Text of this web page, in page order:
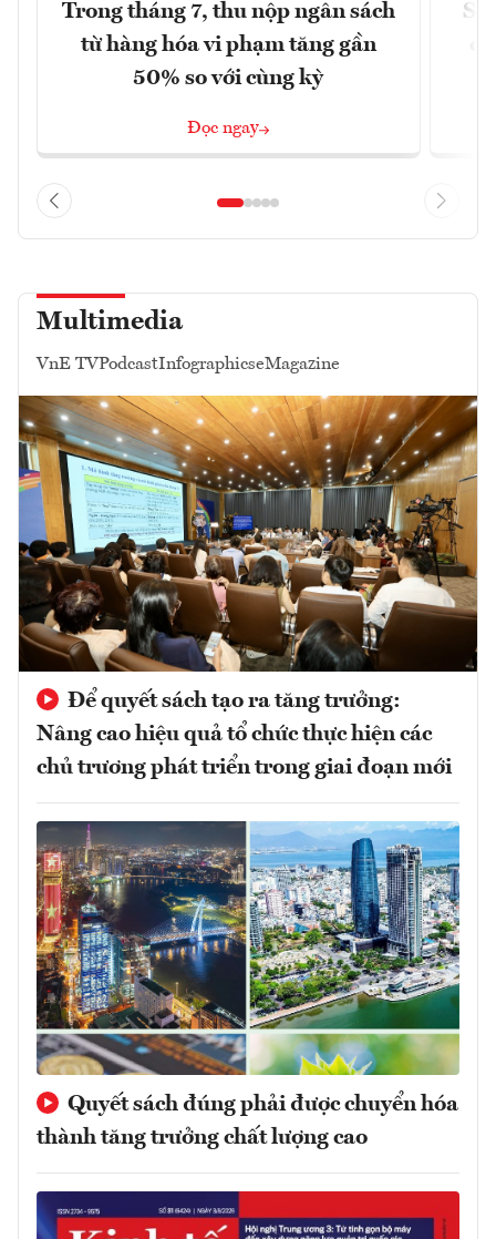
Trong tháng 7, thu nộp ngân sách
từ hàng hóa vi phạm tăng gần
50% so với cùng kỳ
Đọc ngay
Multimedia
VnE TVPodcastInfographicseMagazine
Để quyết sách tạo ra tăng trưởng:
Nâng cao hiệu quả tổ chức thực hiện các
chủ trương phát triển trong giai đoạn mới
Quyết sách đúng phải được chuyển hóa
thành tăng trưởng chất lượng cao